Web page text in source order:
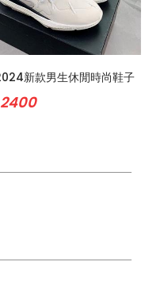
新款男生休閒時尚鞋子
2400